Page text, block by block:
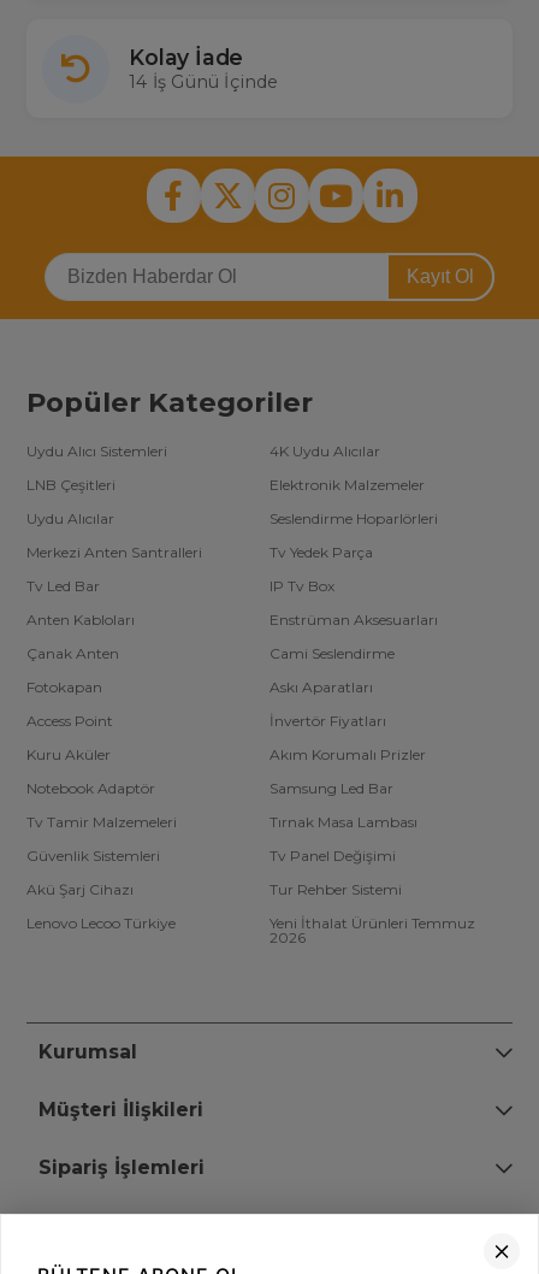
Kolay İade
14 İş Günü İçinde
Kayıt Ol
Popüler Kategoriler
Uydu Alıcı Sistemleri
4K Uydu Alıcılar
LNB Çeşitleri
Elektronik Malzemeler
Uydu Alıcılar
Seslendirme Hoparlörleri
Merkezi Anten Santralleri
Tv Yedek Parça
Tv Led Bar
IP Tv Box
Anten Kabloları
Enstrüman Aksesuarları
Çanak Anten
Cami Seslendirme
Fotokapan
Askı Aparatları
Access Point
İnvertör Fiyatları
Kuru Aküler
Akım Korumalı Prizler
Notebook Adaptör
Samsung Led Bar
Tv Tamir Malzemeleri
Tırnak Masa Lambası
Güvenlik Sistemleri
Tv Panel Değişimi
Akü Şarj Cihazı
Tur Rehber Sistemi
Lenovo Lecoo Türkiye
Yeni İthalat Ürünleri Temmuz
2026
Kurumsal
Müşteri İlişkileri
Sipariş İşlemleri